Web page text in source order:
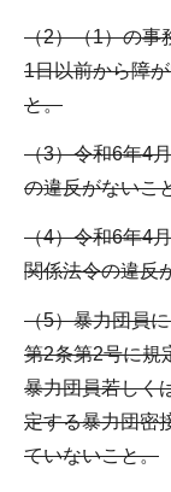
（2）（1）の事
1日以前から障
と。
（3）令和6年4
の違反がないこ
（4）令和6年4
関係法令の違反
（5）暴力団員
第2条第2号に規
暴力団員若しく
定する暴力団密
ていないこと。